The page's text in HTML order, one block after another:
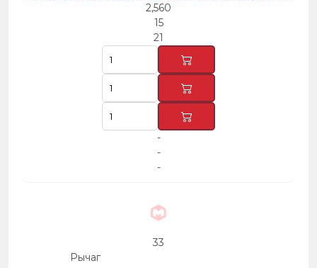
2,560
15
21
-
-
-
33
Рычаг